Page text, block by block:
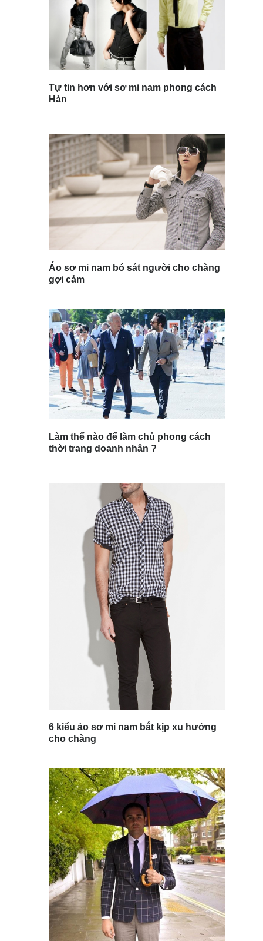
Tự tin hơn với sơ mi nam phong cách
Hàn
Áo sơ mi nam bó sát người cho chàng
gợi cảm
Làm thế nào để làm chủ phong cách
thời trang doanh nhân ?
6 kiểu áo sơ mi nam bắt kịp xu hướng
cho chàng